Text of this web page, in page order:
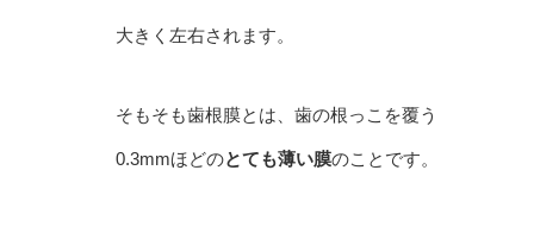
大きく左右されます。
そもそも歯根膜とは、歯の根っこを覆う
0.3mmほどのとても薄い膜のことです。